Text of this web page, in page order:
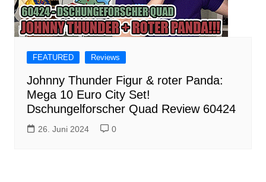
FEATURED Reviews
Johnny Thunder Figur & roter Panda:
Mega 10 Euro City Set!
Dschungelforscher Quad Review 60424
26. Juni 2024 0